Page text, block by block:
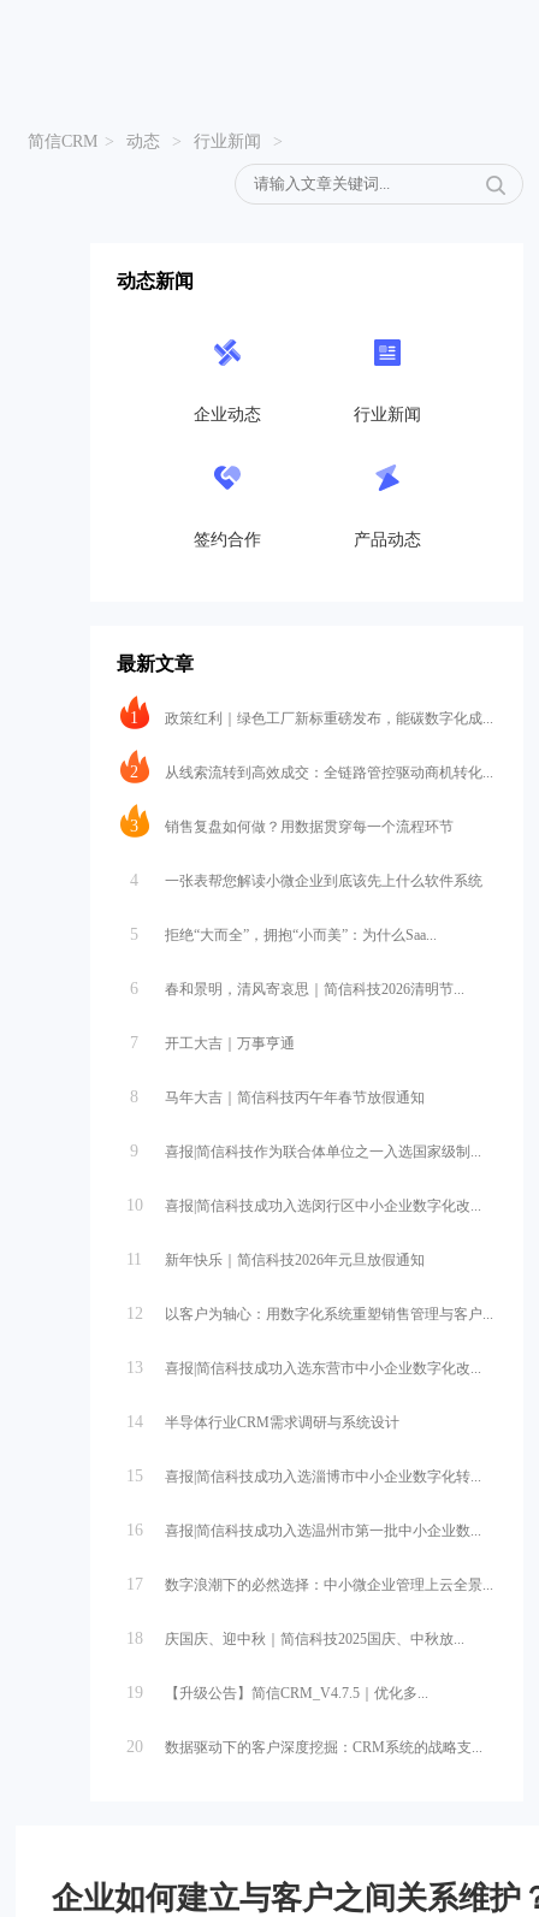
简信CRM > 动态 > 行业新闻 >
动态新闻
企业动态 行业新闻
签约合作 产品动态
最新文章
1 政策红利｜绿色工厂新标重磅发布，能碳数字化成...
2 从线索流转到高效成交：全链路管控驱动商机转化...
3 销售复盘如何做？用数据贯穿每一个流程环节
4 一张表帮您解读小微企业到底该先上什么软件系统
5 拒绝“大而全”，拥抱“小而美”：为什么Saa...
6 春和景明，清风寄哀思｜简信科技2026清明节...
7 开工大吉｜万事亨通
8 马年大吉｜简信科技丙午年春节放假通知
9 喜报|简信科技作为联合体单位之一入选国家级制...
10 喜报|简信科技成功入选闵行区中小企业数字化改...
11 新年快乐｜简信科技2026年元旦放假通知
12 以客户为轴心：用数字化系统重塑销售管理与客户...
13 喜报|简信科技成功入选东营市中小企业数字化改...
14 半导体行业CRM需求调研与系统设计
15 喜报|简信科技成功入选淄博市中小企业数字化转...
16 喜报|简信科技成功入选温州市第一批中小企业数...
17 数字浪潮下的必然选择：中小微企业管理上云全景...
18 庆国庆、迎中秋｜简信科技2025国庆、中秋放...
19 【升级公告】简信CRM_V4.7.5｜优化多...
20 数据驱动下的客户深度挖掘：CRM系统的战略支...
企业如何建立与客户之间关系维护